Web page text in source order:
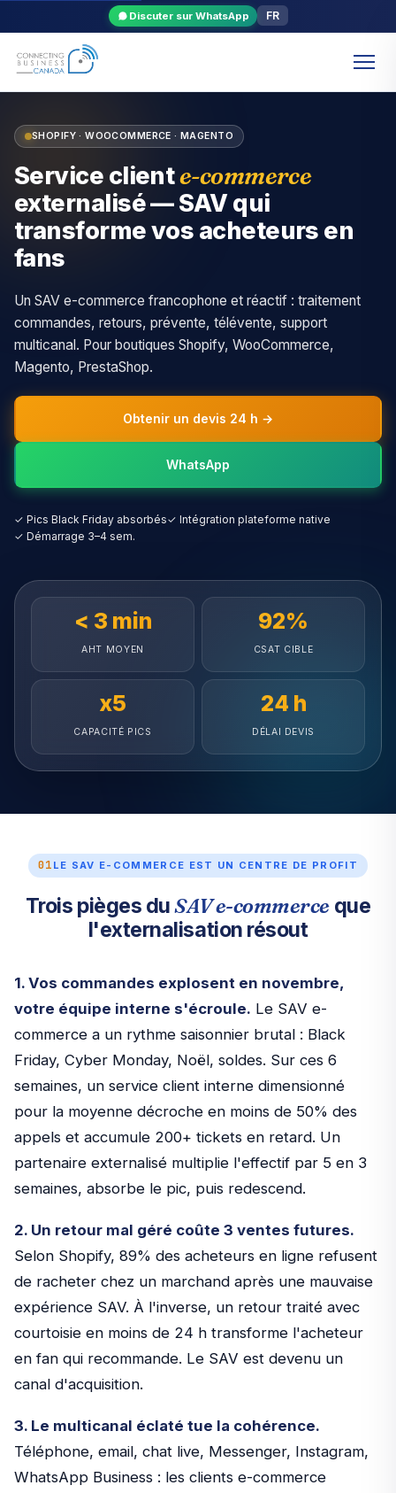
Discuter sur WhatsApp FR
SHOPIFY · WOOCOMMERCE · MAGENTO
Service cliente-commerce
externalisé — SAV qui
transforme vos acheteurs en
fans
Un SAV e-commerce francophone et réactif : traitement
commandes, retours, prévente, télévente, support
multicanal. Pour boutiques Shopify, WooCommerce,
Magento, PrestaShop.
Obtenir un devis 24 h →
WhatsApp
✓ Pics Black Friday absorbés✓ Intégration plateforme native
✓ Démarrage 3–4 sem.
< 3 min
AHT MOYEN
92%
CSAT CIBLE
x5
CAPACITÉ PICS
24 h
DÉLAI DEVIS
01 LE SAV E-COMMERCE EST UN CENTRE DE PROFIT
Trois pièges duSAV e-commerceque
l'externalisation résout
1. Vos commandes explosent en novembre,
votre équipe interne s'écroule. Le SAV e-
commerce a un rythme saisonnier brutal : Black
Friday, Cyber Monday, Noël, soldes. Sur ces 6
semaines, un service client interne dimensionné
pour la moyenne décroche en moins de 50% des
appels et accumule 200+ tickets en retard. Un
partenaire externalisé multiplie l'effectif par 5 en 3
semaines, absorbe le pic, puis redescend.
2. Un retour mal géré coûte 3 ventes futures.
Selon Shopify, 89% des acheteurs en ligne refusent
de racheter chez un marchand après une mauvaise
expérience SAV. À l'inverse, un retour traité avec
courtoisie en moins de 24 h transforme l'acheteur
en fan qui recommande. Le SAV est devenu un
canal d'acquisition.
3. Le multicanal éclaté tue la cohérence.
Téléphone, email, chat live, Messenger, Instagram,
WhatsApp Business : les clients e-commerce